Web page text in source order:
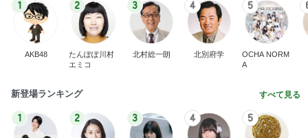
1
AKB48
2
たんぽぽ川村
エミコ
3
北村総一朗
4
北別府学
5
OCHA NORM
A
新登場ランキング すべて見る
1 2 3 4 5